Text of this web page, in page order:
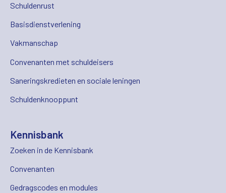
Schuldenrust
Basisdienstverlening
Vakmanschap
Convenanten met schuldeisers
Saneringskredieten en sociale leningen
Schuldenknooppunt
Kennisbank
Zoeken in de Kennisbank
Convenanten
Gedragscodes en modules